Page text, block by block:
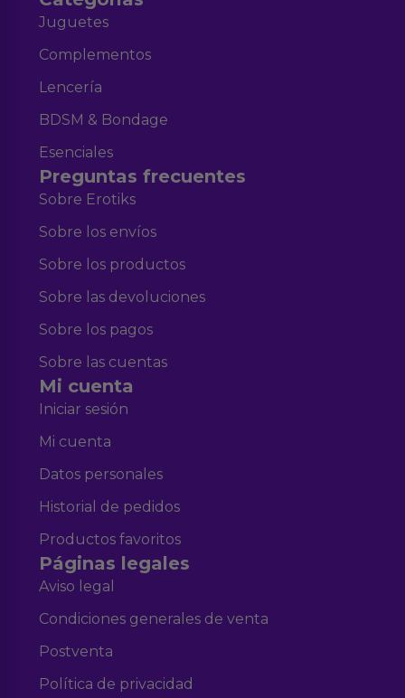
Juguetes
Complementos
Lencería
BDSM & Bondage
Esenciales
Preguntas frecuentes
Sobre Erotiks
Sobre los envíos
Sobre los productos
Sobre las devoluciones
Sobre los pagos
Sobre las cuentas
Mi cuenta
Iniciar sesión
Mi cuenta
Datos personales
Historial de pedidos
Productos favoritos
Páginas legales
Aviso legal
Condiciones generales de venta
Postventa
Política de privacidad